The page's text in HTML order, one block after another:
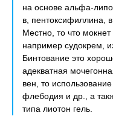
на основе альфа-
в, пентоксифиллина,
Местно, то что
например судокрем,
Бинтование это
адекватная
вен, то
флебодия и др., а
типа лиотон гель.